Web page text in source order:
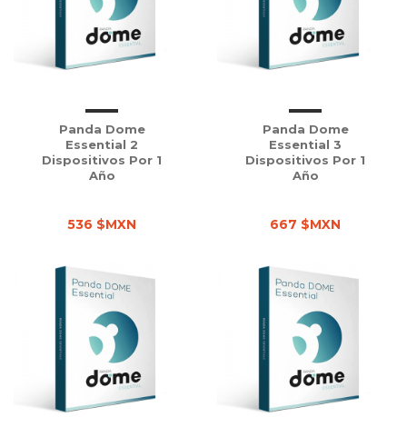
Panda Dome
Essential 2
Dispositivos Por 1
Año
536 $MXN
Panda Dome
Essential 3
Dispositivos Por 1
Año
667 $MXN